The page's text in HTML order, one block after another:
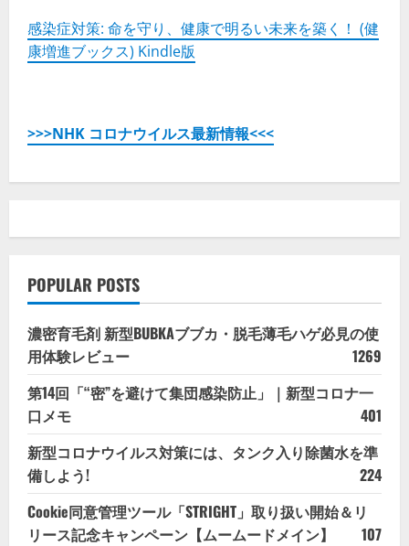
感染症対策: 命を守り、健康で明るい未来を築く！ (健
康増進ブックス) Kindle版
>>>NHK コロナウイルス最新情報<<<
POPULAR POSTS
濃密育毛剤 新型BUBKAブブカ・脱毛薄毛ハゲ必見の使
用体験レビュー
1269
第14回「“密”を避けて集団感染防止」｜新型コロナ一
口メモ
401
新型コロナウイルス対策には、タンク入り除菌水を準
備しよう!
224
Cookie同意管理ツール「STRIGHT」取り扱い開始＆リ
リース記念キャンペーン【ムームードメイン】
107